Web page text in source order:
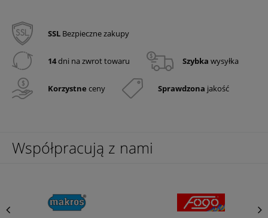
SSL Bezpieczne zakupy
14dni na zwrot towaru Szybka wysyłka
Korzystne ceny Sprawdzona jakość
Współpracują z nami